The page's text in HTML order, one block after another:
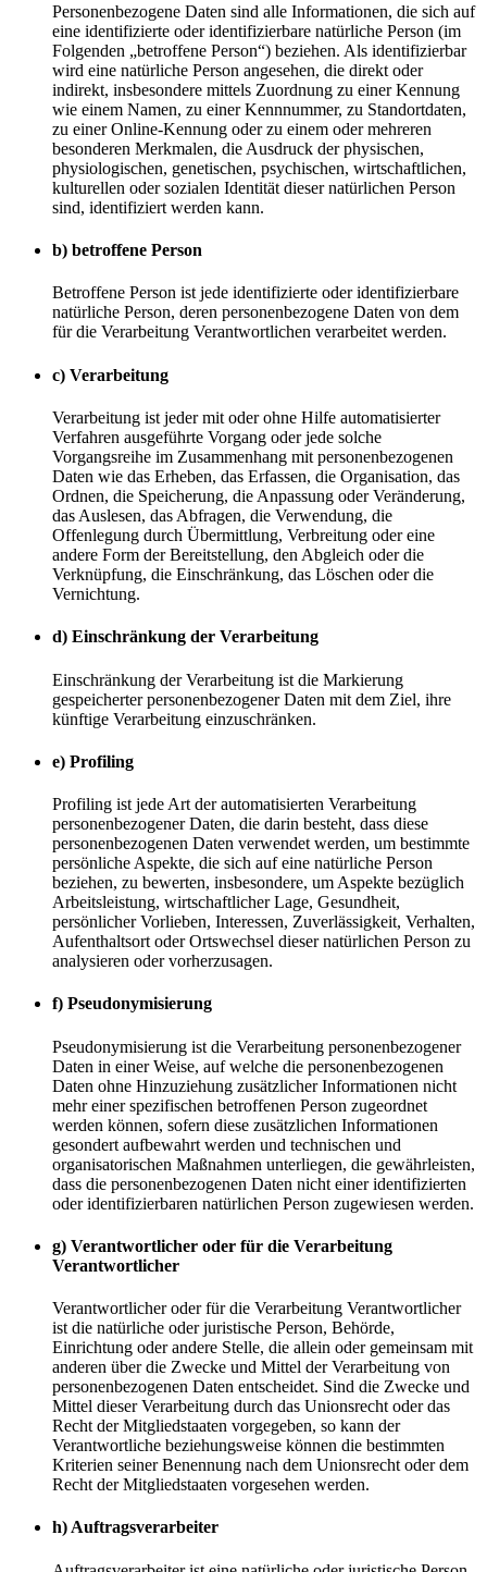
Personenbezogene Daten sind alle Informationen, die sich auf
eine identifizierte oder identifizierbare natürliche Person (im
Folgenden „betroffene Person“) beziehen. Als identifizierbar
wird eine natürliche Person angesehen, die direkt oder
indirekt, insbesondere mittels Zuordnung zu einer Kennung
wie einem Namen, zu einer Kennnummer, zu Standortdaten,
zu einer Online-Kennung oder zu einem oder mehreren
besonderen Merkmalen, die Ausdruck der physischen,
physiologischen, genetischen, psychischen, wirtschaftlichen,
kulturellen oder sozialen Identität dieser natürlichen Person
sind, identifiziert werden kann.
b) betroffene Person
Betroffene Person ist jede identifizierte oder identifizierbare
natürliche Person, deren personenbezogene Daten von dem
für die Verarbeitung Verantwortlichen verarbeitet werden.
c) Verarbeitung
Verarbeitung ist jeder mit oder ohne Hilfe automatisierter
Verfahren ausgeführte Vorgang oder jede solche
Vorgangsreihe im Zusammenhang mit personenbezogenen
Daten wie das Erheben, das Erfassen, die Organisation, das
Ordnen, die Speicherung, die Anpassung oder Veränderung,
das Auslesen, das Abfragen, die Verwendung, die
Offenlegung durch Übermittlung, Verbreitung oder eine
andere Form der Bereitstellung, den Abgleich oder die
Verknüpfung, die Einschränkung, das Löschen oder die
Vernichtung.
d) Einschränkung der Verarbeitung
Einschränkung der Verarbeitung ist die Markierung
gespeicherter personenbezogener Daten mit dem Ziel, ihre
künftige Verarbeitung einzuschränken.
e) Profiling
Profiling ist jede Art der automatisierten Verarbeitung
personenbezogener Daten, die darin besteht, dass diese
personenbezogenen Daten verwendet werden, um bestimmte
persönliche Aspekte, die sich auf eine natürliche Person
beziehen, zu bewerten, insbesondere, um Aspekte bezüglich
Arbeitsleistung, wirtschaftlicher Lage, Gesundheit,
persönlicher Vorlieben, Interessen, Zuverlässigkeit, Verhalten,
Aufenthaltsort oder Ortswechsel dieser natürlichen Person zu
analysieren oder vorherzusagen.
f) Pseudonymisierung
Pseudonymisierung ist die Verarbeitung personenbezogener
Daten in einer Weise, auf welche die personenbezogenen
Daten ohne Hinzuziehung zusätzlicher Informationen nicht
mehr einer spezifischen betroffenen Person zugeordnet
werden können, sofern diese zusätzlichen Informationen
gesondert aufbewahrt werden und technischen und
organisatorischen Maßnahmen unterliegen, die gewährleisten,
dass die personenbezogenen Daten nicht einer identifizierten
oder identifizierbaren natürlichen Person zugewiesen werden.
g) Verantwortlicher oder für die Verarbeitung
Verantwortlicher
Verantwortlicher oder für die Verarbeitung Verantwortlicher
ist die natürliche oder juristische Person, Behörde,
Einrichtung oder andere Stelle, die allein oder gemeinsam mit
anderen über die Zwecke und Mittel der Verarbeitung von
personenbezogenen Daten entscheidet. Sind die Zwecke und
Mittel dieser Verarbeitung durch das Unionsrecht oder das
Recht der Mitgliedstaaten vorgegeben, so kann der
Verantwortliche beziehungsweise können die bestimmten
Kriterien seiner Benennung nach dem Unionsrecht oder dem
Recht der Mitgliedstaaten vorgesehen werden.
h) Auftragsverarbeiter